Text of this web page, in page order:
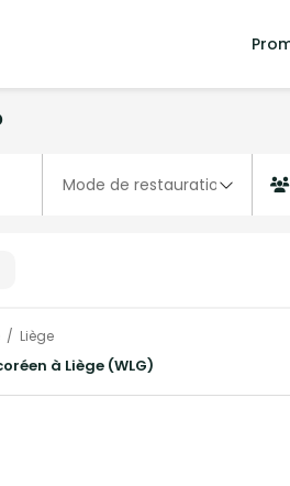
Liège
à Liège (WLG)